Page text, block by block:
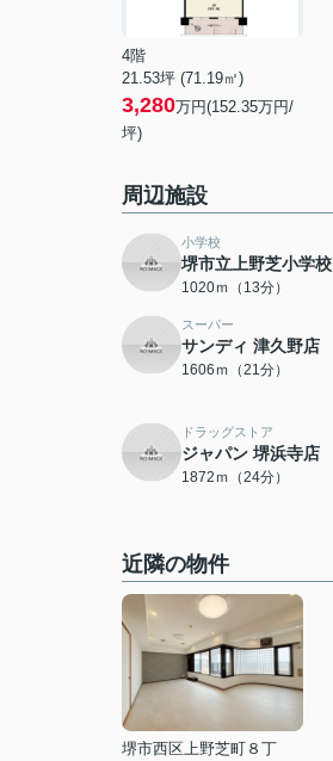
4階
21.53坪 (71.19㎡)
3,280万円(152.35万円/
坪)
周辺施設
小学校
堺市立上野芝小学校
1020ｍ（13分）
スーパー
サンディ 津久野店
1606ｍ（21分）
ドラッグストア
ジャパン 堺浜寺店
1872ｍ（24分）
近隣の物件
堺市西区上野芝町８丁